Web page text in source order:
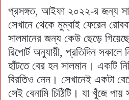
প্রসঙ্গত, আইফা ২০২২-র জন্য
সেখানে থেকে মুম্বাই ফেরেন
সালমানের জন্য কেউ ছেড়ে
রিপোর্ট অনুযায়ী, প্রতিদিন সকালে
হাঁটতে বের হন সালমান। একটি
বিরতিও নেন। সেখানেই একটা
সেই বেনামি চিঠিটি। যা খুঁজে পায়